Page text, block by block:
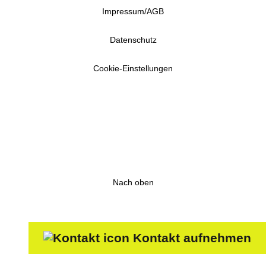
Kontakt aufnehmen
Impressum/AGB
Datenschutz
Cookie-Einstellungen
Nach oben